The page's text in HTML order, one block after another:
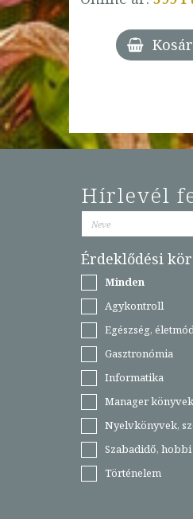
Ft
-
27%
Hírlevél
Érdeklődési
Minden
Agykontroll
Egészség, életmód
Gasztronómia
Informatika
Manager könyvek
Nyelvkönyvek,
Szabadidő, hobbi
Történelem